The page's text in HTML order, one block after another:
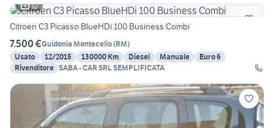
12
Citroen C3 Picasso BlueHDi 100 Business Combi
7.500 €Guidonia Montecelio(RM)
Usato
12/2015 130000 Km Diesel Manuale
Euro 6
Rivenditore SABA - CAR SRL SEMPLIFICATA